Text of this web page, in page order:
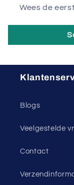
Wees de
Blogs
Veelgestelde
Contact